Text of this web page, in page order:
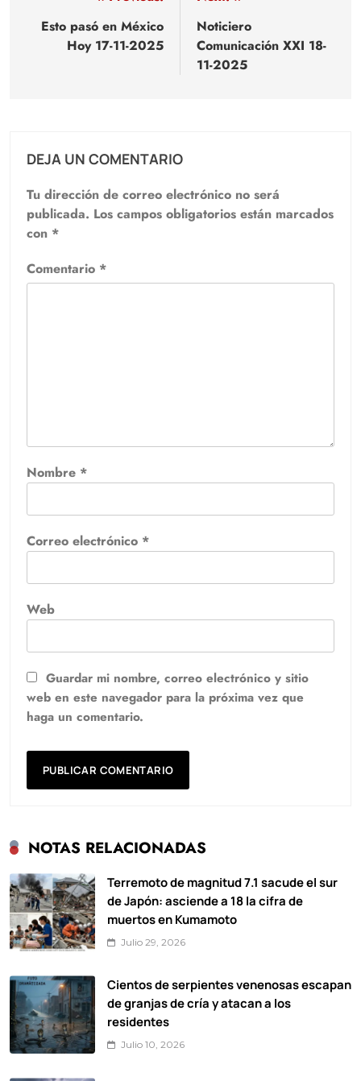
de
entradas
Esto pasó en México
Hoy 17-11-2025
Noticiero
Comunicación XXI 18-
11-2025
DEJA UN COMENTARIO
Tu dirección de correo electrónico no será
publicada. Los campos obligatorios están marcados
con *
Comentario *
Nombre *
Correo electrónico *
Web
Guardar mi nombre, correo electrónico y sitio
web en este navegador para la próxima vez que
haga un comentario.
NOTAS RELACIONADAS
Terremoto de magnitud 7.1 sacude el sur
de Japón: asciende a 18 la cifra de
muertos en Kumamoto
Julio 29, 2026
Cientos de serpientes venenosas escapan
de granjas de cría y atacan a los
residentes
Julio 10, 2026